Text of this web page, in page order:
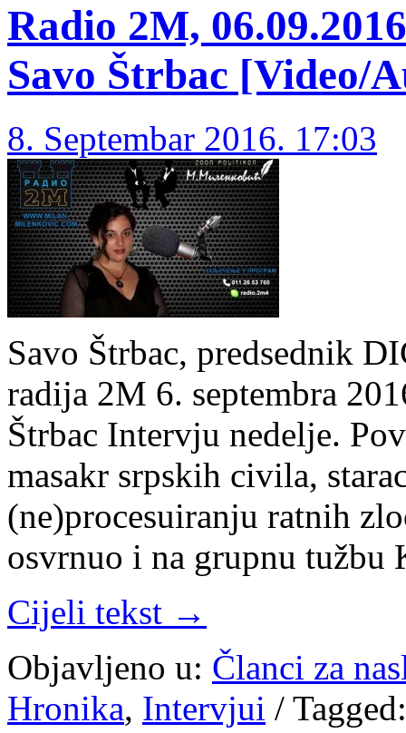
Radio 2M,
Savo Štrbac [Video/
8. Septembar 2016. 17:03
Savo Štrbac, predsednik
radija 2M 6. septembra
Štrbac Intervju nedelje.
masakr srpskih civila,
(ne)procesuiranju ratnih
osvrnuo i na grupnu
Cijeli tekst →
Objavljeno u: Članci za
Hronika, Intervjui / Tagged: